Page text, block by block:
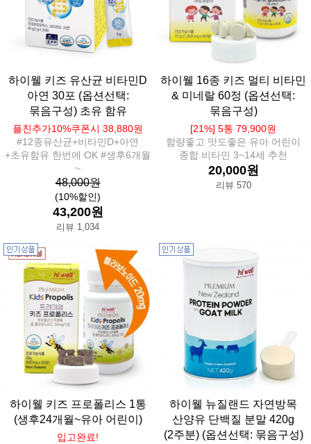
하이웰 키즈 유산균 비타민D
아연 30포 (옵션선택:
묶음구성) 초유 함유
플친추가10%쿠폰시 38,880원
#12종유산균+비타민D+아연
+초유함유 한번에 OK #생후6개월
~
48,000원
(10%할인)
43,200원
리뷰 1,034
하이웰 16종 키즈 멀티 비타민
& 미네랄 60정 (옵션선택:
묶음구성)
[21%] 5통 79,900원
함량좋고 맛도좋은 유아 어린이
종합 비타민 3~14세 추천
20,000원
리뷰 570
하이웰 키즈 프로폴리스 1통
(생후24개월~유아 어린이)
입고완료!
하이웰 뉴질랜드 자연방목
산양유 단백질 분말 420g
(2주분) (옵션선택: 묶음구성)